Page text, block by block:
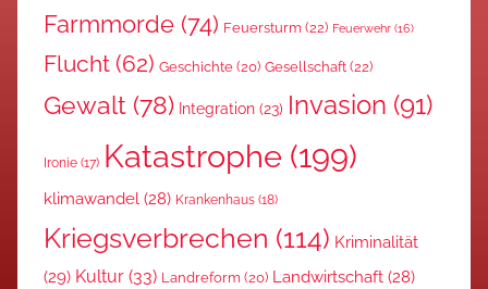
Farmmorde (74) Feuersturm (22) Feuerwehr (16)
Flucht (62) Geschichte (20) Gesellschaft(22)
Gewalt (78) Integration (23) Invasion (91)
Ironie (17) Katastrophe (199)
klimawandel (28) Krankenhaus (18)
Kriegsverbrechen (114) Kriminalität
(29) Kultur (33) Landreform (20) Landwirtschaft (28)